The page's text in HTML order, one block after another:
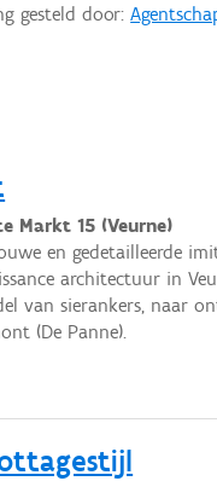
gesteld door:
Markt 15 (Veurne)
en gedetailleerde
architectuur in
van sierankers, naar
(De Panne).